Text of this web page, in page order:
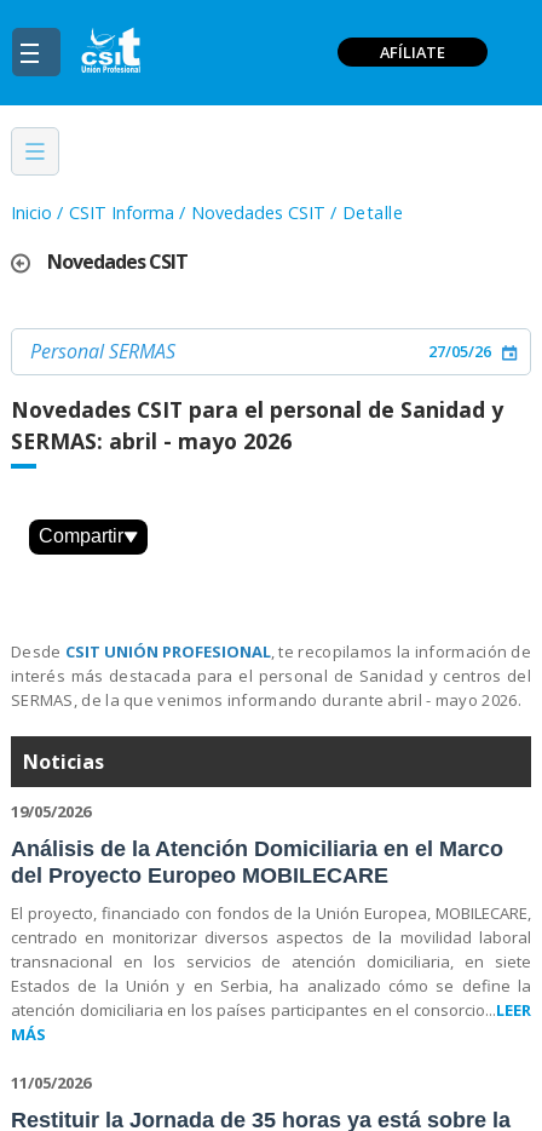
AFÍLIATE
Inicio / CSIT Informa / Novedades CSIT / Detalle
Novedades CSIT
Personal SERMAS 27/05/26
Novedades CSIT para el personal de Sanidad y
SERMAS: abril - mayo 2026
Compartir
Desde CSIT UNIÓN PROFESIONAL, te recopilamos la información de
interés más destacada para el personal de Sanidad y centros del
SERMAS, de la que venimos informando durante abril - mayo 2026.
Noticias
19/05/2026
Análisis de la Atención Domiciliaria en el Marco
del Proyecto Europeo MOBILECARE
El proyecto, financiado con fondos de la Unión Europea, MOBILECARE,
centrado en monitorizar diversos aspectos de la movilidad laboral
transnacional en los servicios de atención domiciliaria, en siete
Estados de la Unión y en Serbia, ha analizado cómo se define la
atención domiciliaria en los países participantes en el consorcio...LEER
MÁS
11/05/2026
Restituir la Jornada de 35 horas ya está sobre la